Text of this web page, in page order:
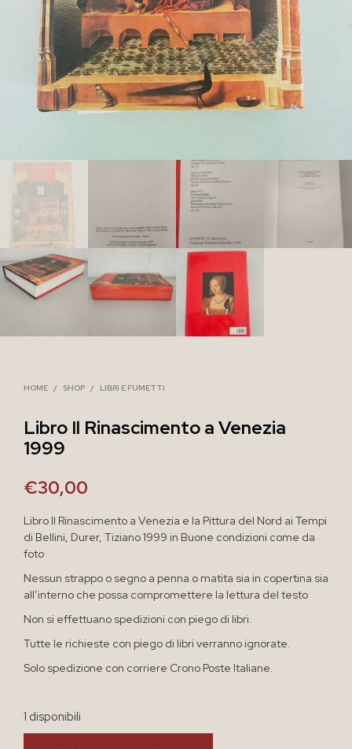
HOME / SHOP / LIBRI E FUMETTI
Libro Il Rinascimento a Venezia
1999
€30,00
Libro Il Rinascimento a Venezia e la Pittura del Nord ai Tempi
di Bellini, Durer, Tiziano 1999 in Buone condizioni come da
foto
Nessun strappo o segno a penna o matita sia in copertina sia
all’interno che possa compromettere la lettura del testo
Non si effettuano spedizioni con piego di libri.
Tutte le richieste con piego di libri verranno ignorate.
Solo spedizione con corriere Crono Poste Italiane.
1 disponibili